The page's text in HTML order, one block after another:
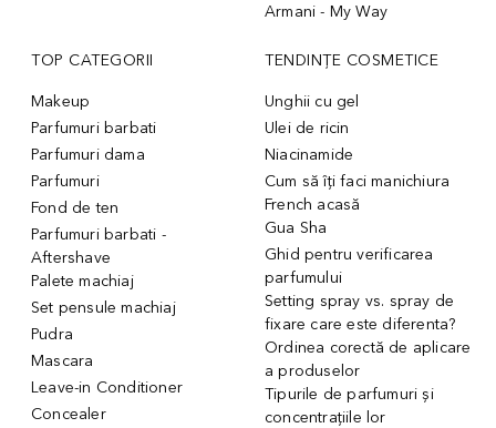
Armani - My Way
TOP CATEGORII
Makeup
Parfumuri barbati
Parfumuri dama
Parfumuri
Fond de ten
Parfumuri barbati -
Aftershave
Palete machiaj
Set pensule machiaj
Pudra
Mascara
Leave-in Conditioner
Concealer
TENDINȚE COSMETICE
Unghii cu gel
Ulei de ricin
Niacinamide
Cum să îți faci manichiura
French acasă
Gua Sha
Ghid pentru verificarea
parfumului
Setting spray vs. spray de
fixare care este diferenta?
Ordinea corectă de aplicare
a produselor
Tipurile de parfumuri și
concentrațiile lor